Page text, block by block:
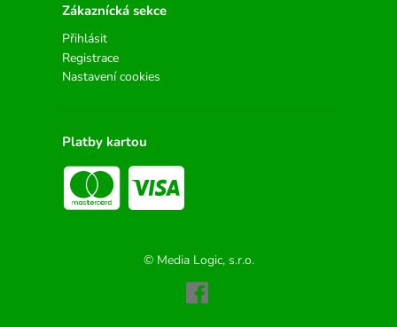
Zákaznícká sekce
Přihlásit
Registrace
Nastavení cookies
Platby kartou
© Media Logic, s.r.o.